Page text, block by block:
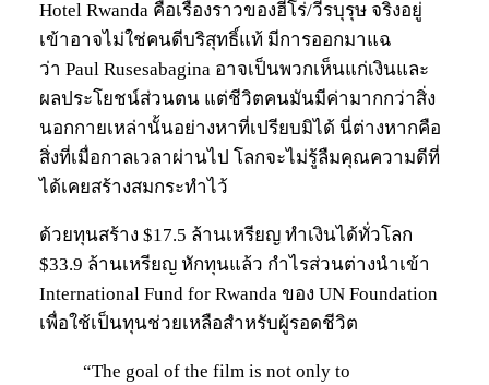
Hotel Rwanda คือเรื่องราวของฮีโร่/วีรบุรุษ จริงอยู่
เข้าอาจไม่ใช่คนดีบริสุทธิ์แท้ มีการออกมาแฉ
ว่า Paul Rusesabagina อาจเป็นพวกเห็นแก่เงินและ
ผลประโยชน์ส่วนตน แต่ชีวิตคนมันมีค่ามากกว่าสิ่ง
นอกกายเหล่านั้นอย่างหาที่เปรียบมิได้ นี่ต่างหากคือ
สิ่งที่เมื่อกาลเวลาผ่านไป โลกจะไม่รู้ลืมคุณความดีที่
ได้เคยสร้างสมกระทำไว้
ด้วยทุนสร้าง $17.5 ล้านเหรียญ ทำเงินได้ทั่วโลก
$33.9 ล้านเหรียญ หักทุนแล้ว กำไรส่วนต่างนำเข้า
International Fund for Rwanda ของ UN Foundation
เพื่อใช้เป็นทุนช่วยเหลือสำหรับผู้รอดชีวิต
“The goal of the film is not only to